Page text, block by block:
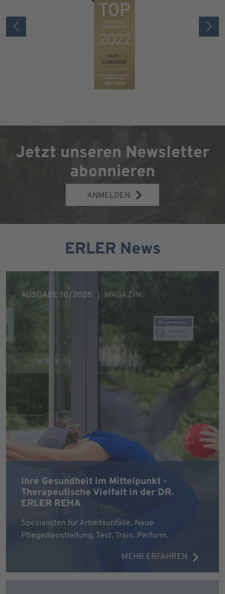
Jetzt unseren Newsletter
abonnieren
ANMELDEN
ERLER News
Ihre Gesundheit im Mittelpunkt -
Therapeutische Vielfalt in der DR.
ERLER REHA
Spezialisten für Arbeitsunfälle, Neue
Pflegedienstleitung, Test. Train. Perform.
MEHR ERFAHREN
AUSGABE 10/2025 MAGAZIN